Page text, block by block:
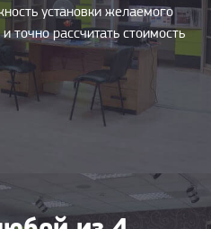
установки желаемого
точно рассчитать стоимость